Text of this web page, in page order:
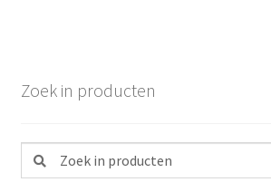
Zoek in producten